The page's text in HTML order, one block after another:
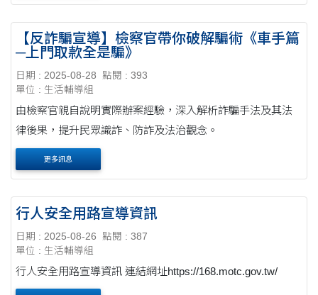
【反詐騙宣導】檢察官帶你破解騙術《車手篇
─上門取款全是騙》
日期 : 2025-08-28
點閱 : 393
單位 : 生活輔導組
由檢察官親自說明實際辦案經驗，深入解析詐騙手法及其法
律後果，提升民眾識詐、防詐及法治觀念。
更多訊息
行人安全用路宣導資訊
日期 : 2025-08-26
點閱 : 387
單位 : 生活輔導組
行人安全用路宣導資訊 連結網址https://168.motc.gov.tw/